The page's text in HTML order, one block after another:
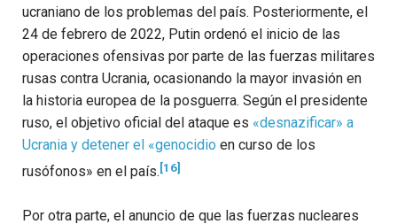
ucraniano de los problemas del país. Posteriormente, el
24 de febrero de 2022, Putin ordenó el inicio de las
operaciones ofensivas por parte de las fuerzas militares
rusas contra Ucrania, ocasionando la mayor invasión en
la historia europea de la posguerra. Según el presidente
ruso, el objetivo oficial del ataque es «desnazificar» a
Ucrania y detener el «genocidio en curso de los
rusófonos» en el país. [16]
Por otra parte, el anuncio de que las fuerzas nucleares